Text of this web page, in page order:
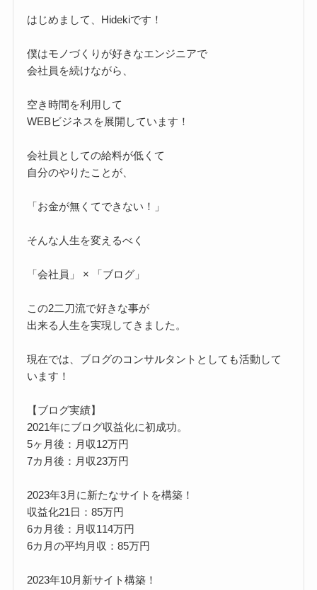
はじめまして、Hidekiです！
僕はモノづくりが好きなエンジニアで
会社員を続けながら、
空き時間を利用して
WEBビジネスを展開しています！
会社員としての給料が低くて
自分のやりたことが、
「お金が無くてできない！」
そんな人生を変えるべく
「会社員」 × 「ブログ」
この2二刀流で好きな事が
出来る人生を実現してきました。
現在では、ブログのコンサルタントとしても活動して
います！
【ブログ実績】
2021年にブログ収益化に初成功。
5ヶ月後：月収12万円
7カ月後：月収23万円
2023年3月に新たなサイトを構築！
収益化21日：85万円
6カ月後：月収114万円
6カ月の平均月収：85万円
2023年10月新サイト構築！